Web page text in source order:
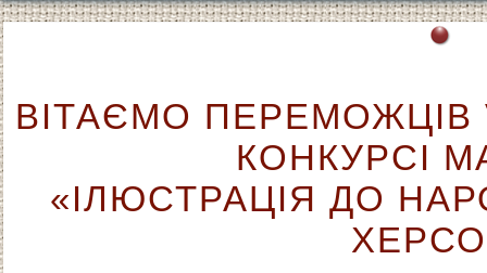
ВІТАЄМО ПЕРЕМОЖЦІВ
КОНКУРСІ
«ІЛЮСТРАЦІЯ ДО